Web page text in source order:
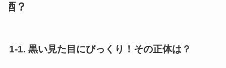
酒？
1-1. 黒い見た目にびっくり！その正体は？